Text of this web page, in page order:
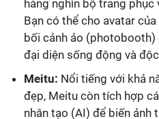
hàng nghìn bộ trang
Bạn có thể cho avatar
bối cảnh ảo
đại diện sống động và
Meitu: Nổi tiếng với khả
đẹp, Meitu còn tích hợp
nhân tạo (AI) để biến ảnh